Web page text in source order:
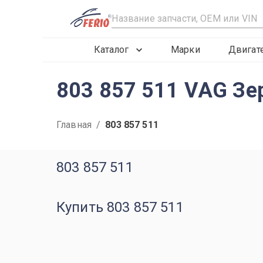
R
Каталог Марки
803 857 511 VAG
Главная / 803 857 511
803 857 511
Купить 803 857 511